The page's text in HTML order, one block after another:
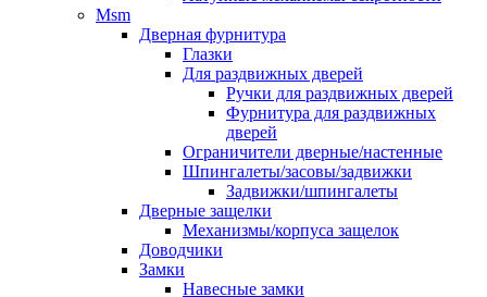
Msm
Дверная фурнитура
Глазки
Для раздвижных дверей
Ручки для раздвижных дверей
Фурнитура для раздвижных
дверей
Ограничители дверные/настенные
Шпингалеты/засовы/задвижки
Задвижки/шпингалеты
Дверные защелки
Механизмы/корпуса защелок
Доводчики
Замки
Навесные замки